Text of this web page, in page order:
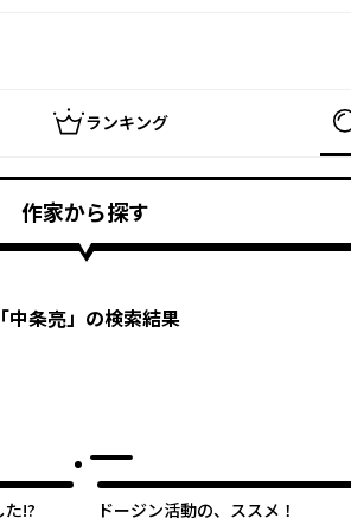
ランキング
作家から探す
「中条亮」の検索結果
た!? ドージン活動の、ススメ！